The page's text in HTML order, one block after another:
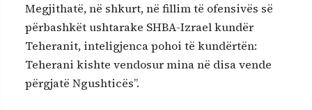
Megjithatë, në shkurt, në fillim të ofensivës së
përbashkët ushtarake SHBA-Izrael kundër
Teheranit, inteligjenca pohoi të kundërtën:
Teherani kishte vendosur mina në disa vende
përgjatë Ngushticës”.